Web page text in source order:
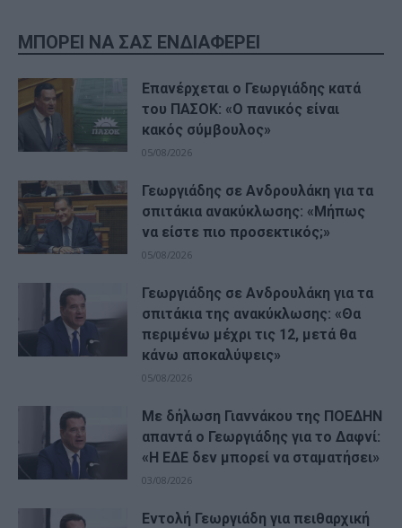
ΜΠΟΡΕΙ ΝΑ ΣΑΣ ΕΝΔΙΑΦΕΡΕΙ
Επανέρχεται ο Γεωργιάδης κατά
του ΠΑΣΟΚ: «Ο πανικός είναι
κακός σύμβουλος»
05/08/2026
Γεωργιάδης σε Ανδρουλάκη για τα
σπιτάκια ανακύκλωσης: «Μήπως
να είστε πιο προσεκτικός;»
05/08/2026
Γεωργιάδης σε Ανδρουλάκη για τα
σπιτάκια της ανακύκλωσης: «Θα
περιμένω μέχρι τις 12, μετά θα
κάνω αποκαλύψεις»
05/08/2026
Με δήλωση Γιαννάκου της ΠΟΕΔΗΝ
απαντά ο Γεωργιάδης για το Δαφνί:
«Η ΕΔΕ δεν μπορεί να σταματήσει»
03/08/2026
Εντολή Γεωργιάδη για πειθαρχική